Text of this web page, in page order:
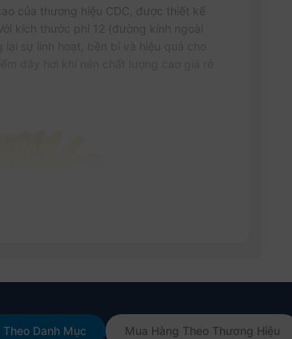
của thương hiệu CDC, được thiết kế
Danh Mục Mua Hàng Theo Thương Hiệu